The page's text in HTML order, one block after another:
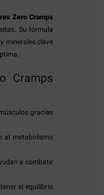
Zero Cramps
Su fórmula
minerales clave
Cramps
gracias
al metabolismo
a combatir
el equilibrio